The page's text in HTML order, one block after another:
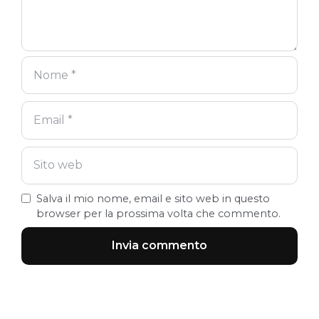
Salva il mio nome, email e sito web in questo
browser per la prossima volta che commento.